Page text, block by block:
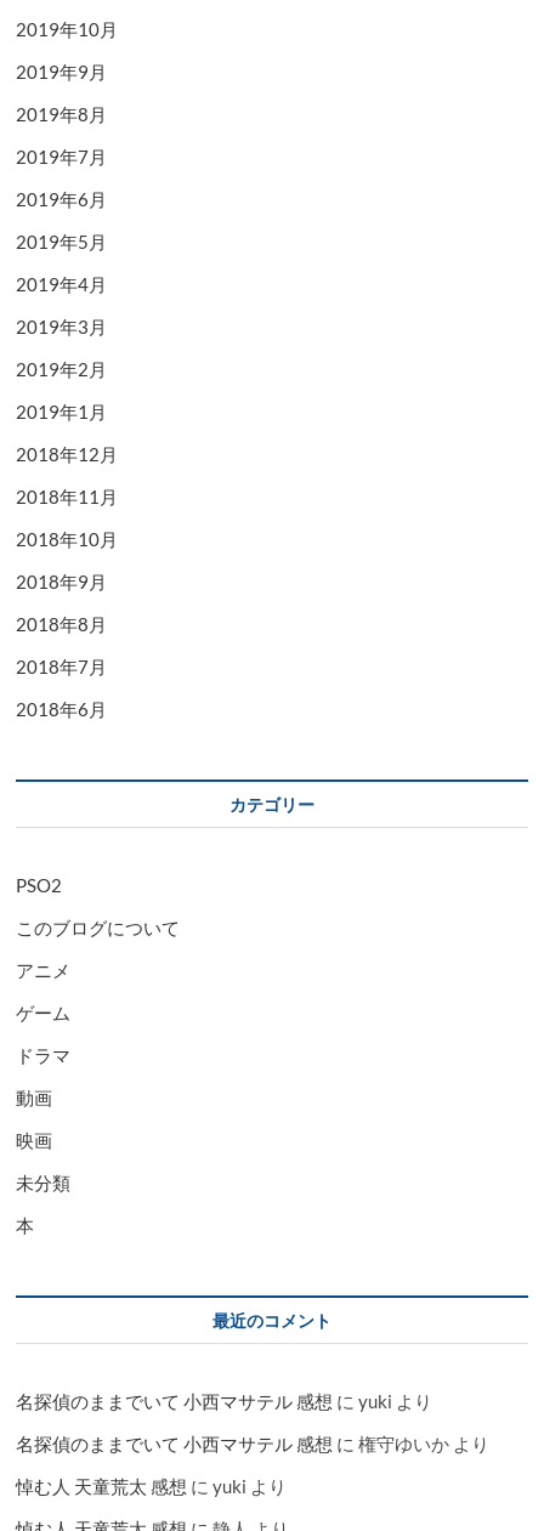
2019年10月
2019年9月
2019年8月
2019年7月
2019年6月
2019年5月
2019年4月
2019年3月
2019年2月
2019年1月
2018年12月
2018年11月
2018年10月
2018年9月
2018年8月
2018年7月
2018年6月
カテゴリー
PSO2
このブログについて
アニメ
ゲーム
ドラマ
動画
映画
未分類
本
最近のコメント
名探偵のままでいて 小西マサテル 感想 にyuki より
名探偵のままでいて 小西マサテル 感想 に権守ゆいか より
悼む人 天童荒太 感想 にyuki より